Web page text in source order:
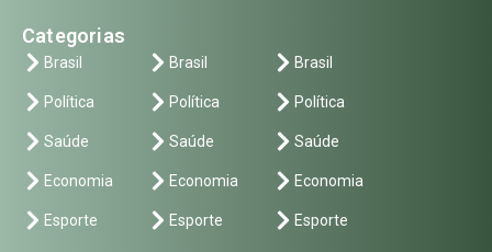
Categorias
Brasil
Política
Saúde
Economia
Esporte
Brasil
Política
Saúde
Economia
Esporte
Brasil
Política
Saúde
Economia
Esporte